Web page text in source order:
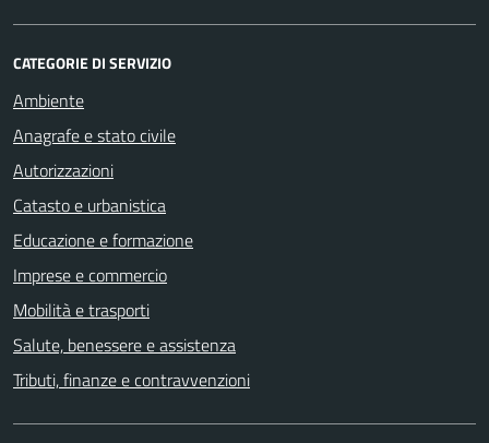
CATEGORIE DI SERVIZIO
Ambiente
Anagrafe e stato civile
Autorizzazioni
Catasto e urbanistica
Educazione e formazione
Imprese e commercio
Mobilità e trasporti
Salute, benessere e assistenza
Tributi, finanze e contravvenzioni